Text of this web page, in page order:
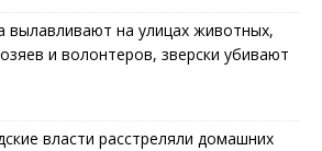
вылавливают на улицах животных,
и волонтеров, зверски убивают
власти расстреляли домашних